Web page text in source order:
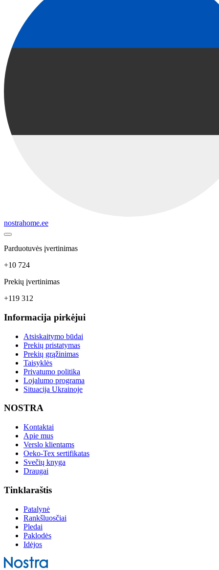
nostrahome.ee
Parduotuvės įvertinimas
+10 724
Prekių įvertinimas
+119 312
Informacija pirkėjui
Atsiskaitymo būdai
Prekių pristatymas
Prekių grąžinimas
Taisyklės
Privatumo politika
Lojalumo programa
Situacija Ukrainoje
NOSTRA
Kontaktai
Apie mus
Verslo klientams
Oeko-Tex sertifikatas
Svečių knyga
Draugai
Tinklaraštis
Patalynė
Rankšluosčiai
Pledai
Paklodės
Idėjos